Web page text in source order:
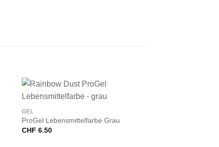
GEL
ProGel Lebensmittelfarbe Grau
CHF 6.50